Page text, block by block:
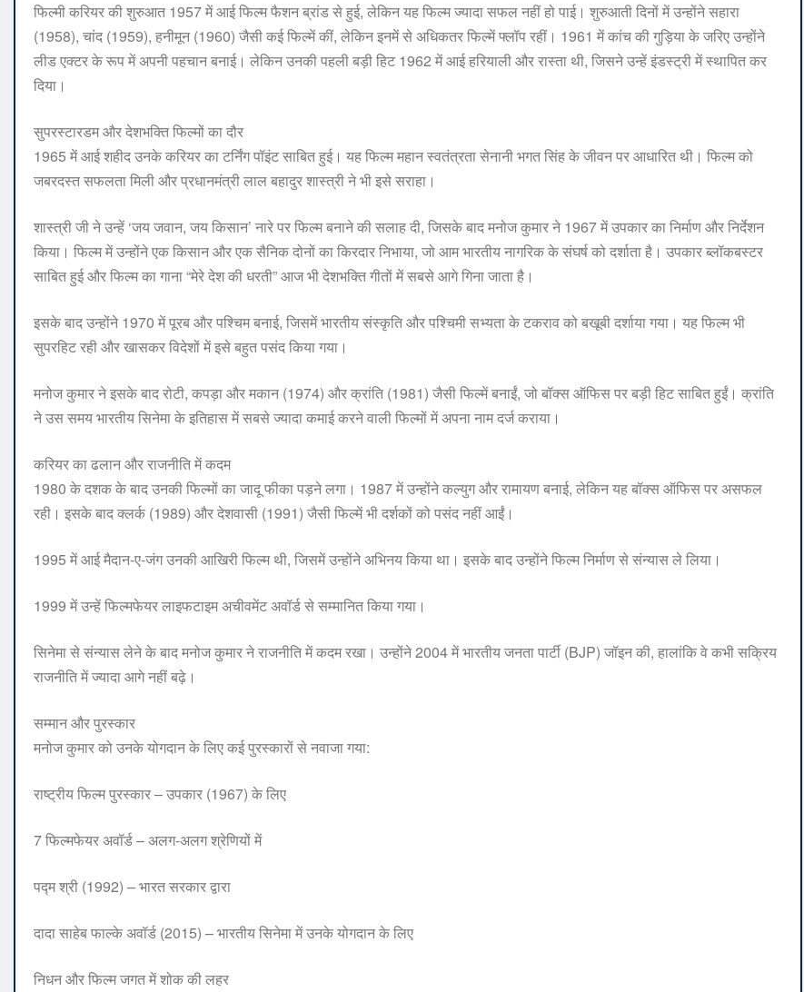
फिल्मी करियर की शुरुआत 1957 में आई फिल्म फैशन ब्रांड से हुई, लेकिन यह फिल्म ज्यादा सफल नहीं हो पाई। शुरुआती दिनों में उन्होंने सहारा
(1958), चांद (1959), हनीमून (1960) जैसी कई फिल्में कीं, लेकिन इनमें से अधिकतर फिल्में फ्लॉप रहीं। 1961 में कांच की गुड़िया के जरिए उन्होंने
लीड एक्टर के रूप में अपनी पहचान बनाई। लेकिन उनकी पहली बड़ी हिट 1962 में आई हरियाली और रास्ता थी, जिसने उन्हें इंडस्ट्री में स्थापित कर
दिया।
सुपरस्टारडम और देशभक्ति फिल्मों का दौर
1965 में आई शहीद उनके करियर का टर्निंग पॉइंट साबित हुई। यह फिल्म महान स्वतंत्रता सेनानी भगत सिंह के जीवन पर आधारित थी। फिल्म को
जबरदस्त सफलता मिली और प्रधानमंत्री लाल बहादुर शास्त्री ने भी इसे सराहा।
शास्त्री जी ने उन्हें ‘जय जवान, जय किसान’ नारे पर फिल्म बनाने की सलाह दी, जिसके बाद मनोज कुमार ने 1967 में उपकार का निर्माण और निर्देशन
किया। फिल्म में उन्होंने एक किसान और एक सैनिक दोनों का किरदार निभाया, जो आम भारतीय नागरिक के संघर्ष को दर्शाता है। उपकार ब्लॉकबस्टर
साबित हुई और फिल्म का गाना “मेरे देश की धरती” आज भी देशभक्ति गीतों में सबसे आगे गिना जाता है।
इसके बाद उन्होंने 1970 में पूरब और पश्चिम बनाई, जिसमें भारतीय संस्कृति और पश्चिमी सभ्यता के टकराव को बखूबी दर्शाया गया। यह फिल्म भी
सुपरहिट रही और खासकर विदेशों में इसे बहुत पसंद किया गया।
मनोज कुमार ने इसके बाद रोटी, कपड़ा और मकान (1974) और क्रांति (1981) जैसी फिल्में बनाईं, जो बॉक्स ऑफिस पर बड़ी हिट साबित हुईं। क्रांति
ने उस समय भारतीय सिनेमा के इतिहास में सबसे ज्यादा कमाई करने वाली फिल्मों में अपना नाम दर्ज कराया।
करियर का ढलान और राजनीति में कदम
1980 के दशक के बाद उनकी फिल्मों का जादू फीका पड़ने लगा। 1987 में उन्होंने कल्युग और रामायण बनाई, लेकिन यह बॉक्स ऑफिस पर असफल
रही। इसके बाद क्लर्क (1989) और देशवासी (1991) जैसी फिल्में भी दर्शकों को पसंद नहीं आईं।
1995 में आई मैदान-ए-जंग उनकी आखिरी फिल्म थी, जिसमें उन्होंने अभिनय किया था। इसके बाद उन्होंने फिल्म निर्माण से संन्यास ले लिया।
1999 में उन्हें फिल्मफेयर लाइफटाइम अचीवमेंट अवॉर्ड से सम्मानित किया गया।
सिनेमा से संन्यास लेने के बाद मनोज कुमार ने राजनीति में कदम रखा। उन्होंने 2004 में भारतीय जनता पार्टी (BJP) जॉइन की, हालांकि वे कभी सक्रिय
राजनीति में ज्यादा आगे नहीं बढ़े।
सम्मान और पुरस्कार
मनोज कुमार को उनके योगदान के लिए कई पुरस्कारों से नवाजा गया:
राष्ट्रीय फिल्म पुरस्कार – उपकार (1967) के लिए
7 फिल्मफेयर अवॉर्ड – अलग-अलग श्रेणियों में
पद्म श्री (1992) – भारत सरकार द्वारा
दादा साहेब फाल्के अवॉर्ड (2015) – भारतीय सिनेमा में उनके योगदान के लिए
निधन और फिल्म जगत में शोक की लहर